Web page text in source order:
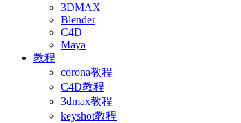
3DMAX
Blender
C4D
Maya
教程
corona教程
C4D教程
3dmax教程
keyshot教程